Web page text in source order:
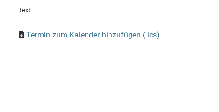
Text
Termin zum Kalender hinzufügen (.ics)